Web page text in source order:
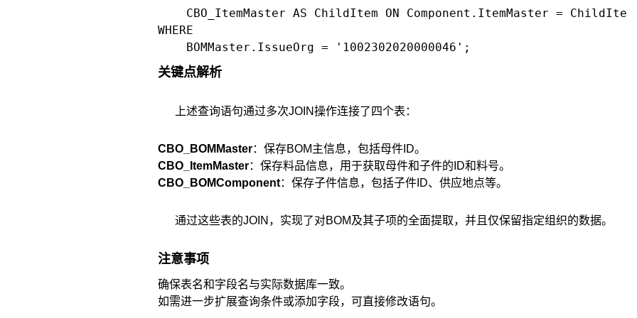
CBO_ItemMaster AS ChildItem ON Component.ItemMaster =
WHERE
关键点解析
上述查询语句通过多次JOIN操作连接了四个表：
CBO_BOMMaster：保存BOM主信息，包括母件ID。
CBO_ItemMaster：保存料品信息，用于获取母件和子件的ID和料号。
CBO_BOMComponent：保存子件信息，包括子件ID、供应地点等。
通过这些表的JOIN，实现了对BOM及其子项的全面提取，并且仅保留指定组织的数据。
注意事项
确保表名和字段名与实际数据库一致。
如需进一步扩展查询条件或添加字段，可直接修改语句。